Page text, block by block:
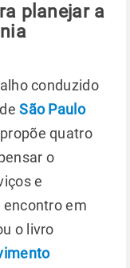
planejar a
conduzido
São Paulo
quatro
o
e
em
o livro